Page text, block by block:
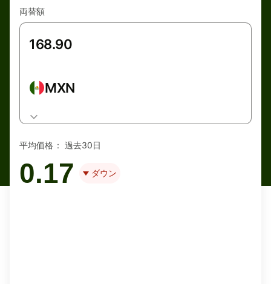
両替額
MXN
平均価格： 過去30日
0.17 ダウン